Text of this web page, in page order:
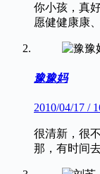
你小孩，真
愿健健康康
豫豫妈
2010/04/17 /
很清新，很
那，有时间